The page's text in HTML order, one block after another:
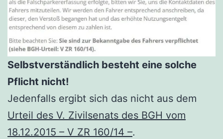
Selbstverständlich besteht eine solche
Pflicht nicht!
Jedenfalls ergibt sich das nicht aus dem
Urteil des V. Zivilsenats des BGH vom
18.12.2015 – V ZR 160/14 –.